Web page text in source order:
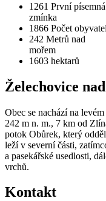
1261 První písemná
zmínka
1866 Počet obyvatel
242 Metrů nad
mořem
1603 hektarů
Želechovice
Obec se nachází na
242 m n. m., 7 km od
potok Obůrek, který
leží v severní části,
a pasekářské usedlosti,
vrchů.
Kontakt